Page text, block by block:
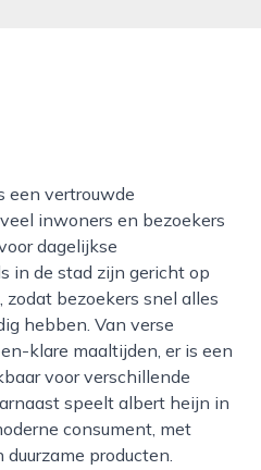
inwoners en bezoekers
dagelijkse
in de stad zijn gericht op
bezoekers snel alles
hebben. Van verse
klare maaltijden, er is een
voor verschillende
speelt albert heijn in
consument, met
producten.